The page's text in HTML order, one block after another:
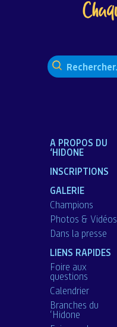
Rechercher :
A PROPOS DU
‘HIDONE
INSCRIPTIONS
GALERIE
Champions
Photos & Vidéos
Dans la presse
LIENS RAPIDES
Foire aux
questions
Calendrier
Branches du
‘Hidone